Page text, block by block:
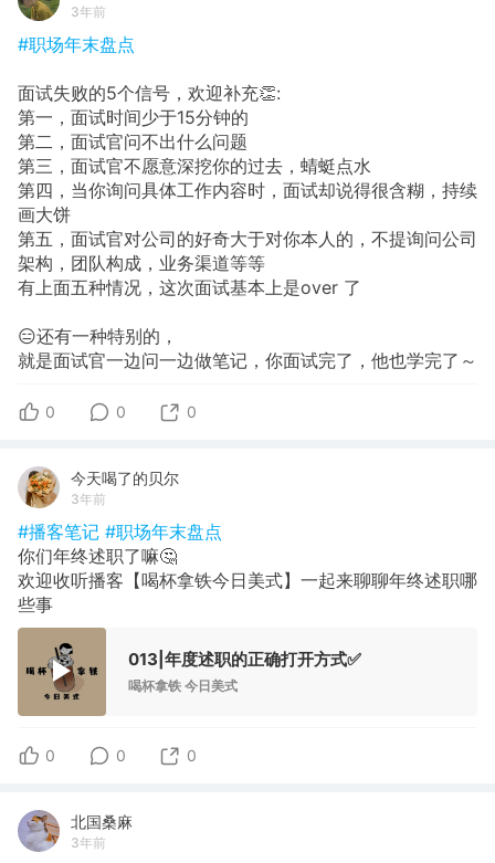
3年前
#职场年末盘点
面试失败的5个信号，欢迎补充👏:
第一，面试时间少于15分钟的
第二，面试官问不出什么问题
第三，面试官不愿意深挖你的过去，蜻蜓点水
第四，当你询问具体工作内容时，面试却说得很含糊，持续
画大饼
第五，面试官对公司的好奇大于对你本人的，不提询问公司
架构，团队构成，业务渠道等等
有上面五种情况，这次面试基本上是over 了
😑还有一种特别的，
就是面试官一边问一边做笔记，你面试完了，他也学完了～
0 0 0
今天喝了的贝尔
3年前
#播客笔记 #职场年末盘点
你们年终述职了嘛🤔️
欢迎收听播客【喝杯拿铁今日美式】一起来聊聊年终述职哪
些事
013|年度述职的正确打开方式✅
喝杯拿铁 今日美式
0 0 0
北国桑麻
3年前